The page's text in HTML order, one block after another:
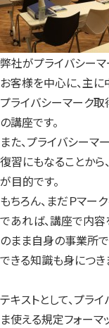
弊社がプライバシー
お客様を中心に、主
プライバシーマーク
の講座です。
また、プライバシー
復習にもなることから
が目的です。
もちろん、まだＰマー
であれば、講座で内
のまま自身の事業所
できる知識も身につき
テキストとして、プラ
ま使える規定フォー